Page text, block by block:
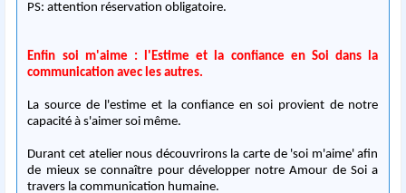
PS: attention réservation obligatoire.
Enfin soi m'aime : l'Estime et la confiance en Soi dans la
communication avec les autres.
La source de l'estime et la confiance en soi provient de notre
capacité à s'aimer soi même.
Durant cet atelier nous découvrirons la carte de 'soi m'aime' afin
de mieux se connaître pour développer notre Amour de Soi a
travers la communication humaine.